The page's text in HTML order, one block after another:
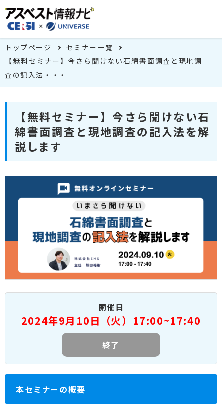
トップページ
セミナー一覧
【無料セミナー】今さら聞けない石綿書面調査と現地調
査の記入法・・・
【無料セミナー】今さら聞けない石
綿書面調査と現地調査の記入法を解
説します
開催日
2024年9月10日（火）17:00~17:40
終了
本セミナーの概要